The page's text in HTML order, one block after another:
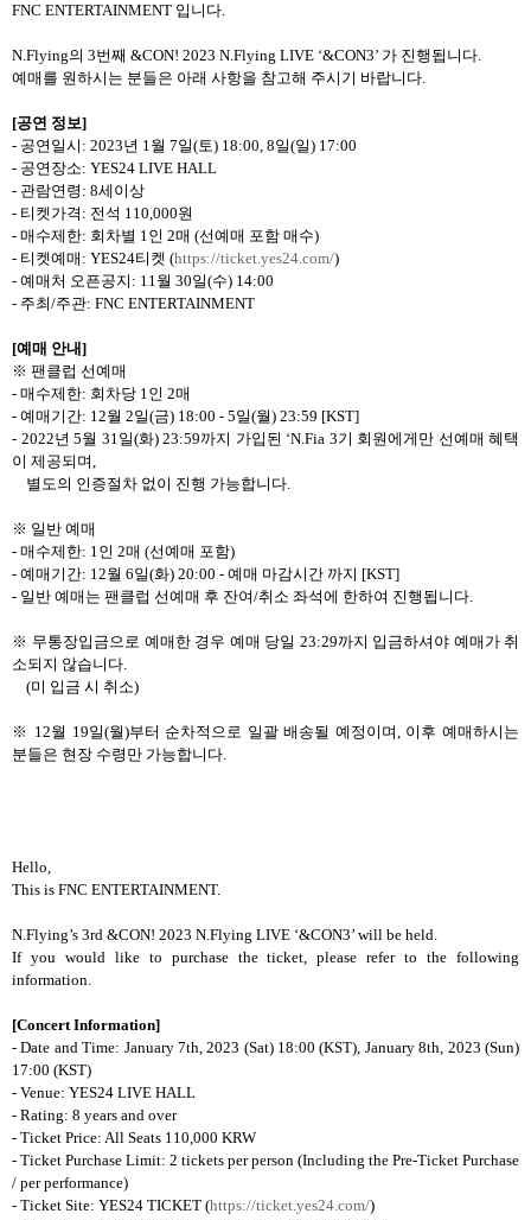
FNC ENTERTAINMENT 입니다.
N.Flying의 3번째 &CON! 2023 N.Flying LIVE ‘&CON3’ 가 진행됩니다.
예매를 원하시는 분들은 아래 사항을 참고해 주시기 바랍니다.
[공연 정보]
- 공연일시 : 2023년 1월 7일(토) 18:00, 8일(일) 17:00
- 공연장소: YES24 LIVE HALL
- 관람연령 : 8세이상
- 티켓가격 : 전석 110,000원
- 매수제한: 회차별 1인 2매 (선예매 포함 매수)
- 티켓예매 : YES24티켓 (https://ticket.yes24.com/)
- 예매처 오픈공지 : 11월 30일(수) 14:00
- 주최/주관: FNC ENTERTAINMENT
[예매 안내]
※ 팬클럽 선예매
- 매수제한: 회차당 1인 2매
- 예매기간: 12월 2일(금) 18:00 - 5일(월) 23:59 [KST]
- 2022년 5월 31일(화) 23:59까지 가입된 ‘N.Fia 3기 회원에게만 선예매 혜택
이 제공되며,
별도의 인증절차 없이 진행 가능합니다.
※ 일반 예매
- 매수제한: 1인 2매 (선예매 포함)
- 예매기간: 12월 6일(화) 20:00 - 예매 마감시간 까지 [KST]
- 일반 예매는 팬클럽 선예매 후 잔여/취소 좌석에 한하여 진행됩니다.
※ 무통장입금으로 예매한 경우 예매 당일 23:29까지 입금하셔야 예매가 취
소되지 않습니다.
(미 입금 시 취소)
※ 12월 19일(월)부터 순차적으로 일괄 배송될 예정이며, 이후 예매하시는
분들은 현장 수령만 가능합니다.
Hello,
This is FNC ENTERTAINMENT.
N.Flying’s 3rd &CON! 2023 N.Flying LIVE ‘&CON3’ will be held.
If you would like to purchase the ticket, please refer to the following
information.
[Concert Information]
- Date and Time: January 7th, 2023 (Sat) 18:00 (KST), January 8th, 2023 (Sun)
17:00 (KST)
- Venue: YES24 LIVE HALL
- Rating: 8 years and over
- Ticket Price: All Seats 110,000 KRW
- Ticket Purchase Limit: 2 tickets per person (Including the Pre-Ticket Purchase
/ per performance)
- Ticket Site: YES24 TICKET (https://ticket.yes24.com/)